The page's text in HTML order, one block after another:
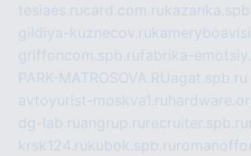
tesiaes.rucard.com.ru
gildiya-kuznecov.ru
griffoncom.spb.rufabrika-
PARK-MATROSOVA.RUagat.spb.ru
avtoyurist-moskva1.ru
dg-lab.ruangrup.ru recruiter.spb.ru
krsk124.rukubok.spb.ru